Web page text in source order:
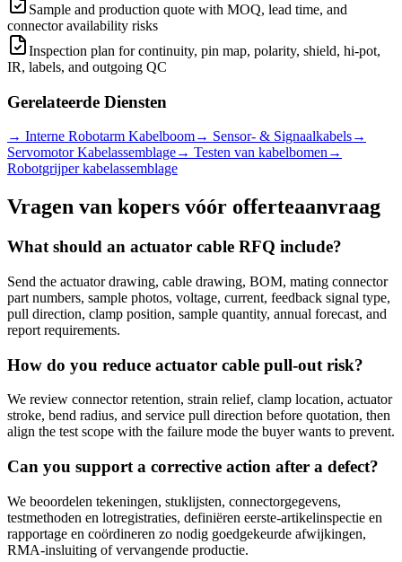
Sample and production quote with MOQ, lead time, and
connector availability risks
Inspection plan for continuity, pin map, polarity, shield, hi-pot,
IR, labels, and outgoing QC
Gerelateerde Diensten
→ Interne Robotarm Kabelboom→ Sensor- & Signaalkabels→
Servomotor Kabelassemblage→ Testen van kabelbomen →
Robotgrijper kabelassemblage
Vragen van kopers vóór offerteaanvraag
What should an actuator cable RFQ include?
Send the actuator drawing, cable drawing, BOM, mating connector
part numbers, sample photos, voltage, current, feedback signal type,
pull direction, clamp position, sample quantity, annual forecast, and
report requirements.
How do you reduce actuator cable pull-out risk?
We review connector retention, strain relief, clamp location, actuator
stroke, bend radius, and service pull direction before quotation, then
align the test scope with the failure mode the buyer wants to prevent.
Can you support a corrective action after a defect?
We beoordelen tekeningen, stuklijsten, connectorgegevens,
testmethoden en lotregistraties, definiëren eerste-artikelinspectie en
rapportage en coördineren zo nodig goedgekeurde afwijkingen,
RMA-insluiting of vervangende productie.